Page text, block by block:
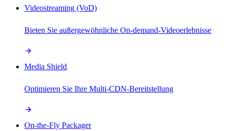
Videostreaming (VoD)
Bieten Sie außergewöhnliche On-demand-Videoerlebnisse
Media Shield
Optimieren Sie Ihre Multi-CDN-Bereitstellung
On-the-Fly Packager